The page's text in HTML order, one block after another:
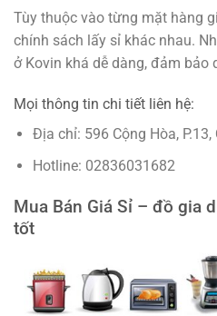
Tùy thuộc vào từng mặt hàng
chính sách lấy sỉ khác nhau.
ở Kovin khá dễ dàng, đảm bảo
Mọi thông tin chi tiết liên hệ:
Địa chỉ: 596 Cộng Hòa, P.13,
Hotline: 02836031682
Mua Bán Giá Sỉ – đồ gia
tốt